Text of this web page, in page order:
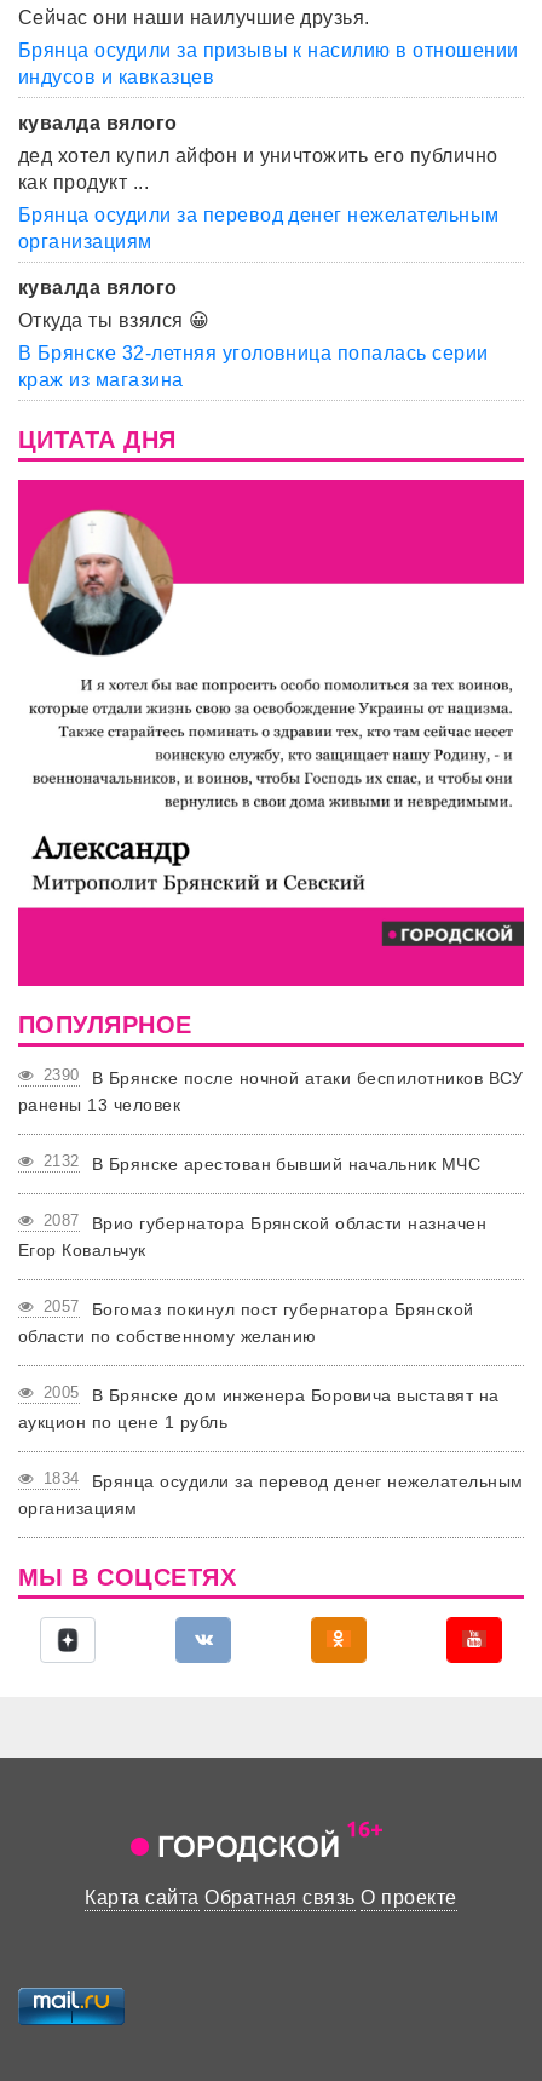
Сейчас они наши наилучшие друзья.
Брянца осудили за призывы к насилию в отношении
индусов и кавказцев
кувалда вялого
дед хотел купил айфон и уничтожить его публично
как продукт ...
Брянца осудили за перевод денег нежелательным
организациям
кувалда вялого
Откуда ты взялся 😀
В Брянске 32-летняя уголовница попалась серии
краж из магазина
ЦИТАТА ДНЯ
ПОПУЛЯРНОЕ
2390
В Брянске после ночной атаки беспилотников ВСУ
ранены 13 человек
2132 В Брянске арестован бывший начальник МЧС
2087
Врио губернатора Брянской области назначен
Егор Ковальчук
2057
Богомаз покинул пост губернатора Брянской
области по собственному желанию
2005
В Брянске дом инженера Боровича выставят на
аукцион по цене 1 рубль
1834
Брянца осудили за перевод денег нежелательным
организациям
МЫ В СОЦСЕТЯХ
Карта сайта Обратная связь О проекте